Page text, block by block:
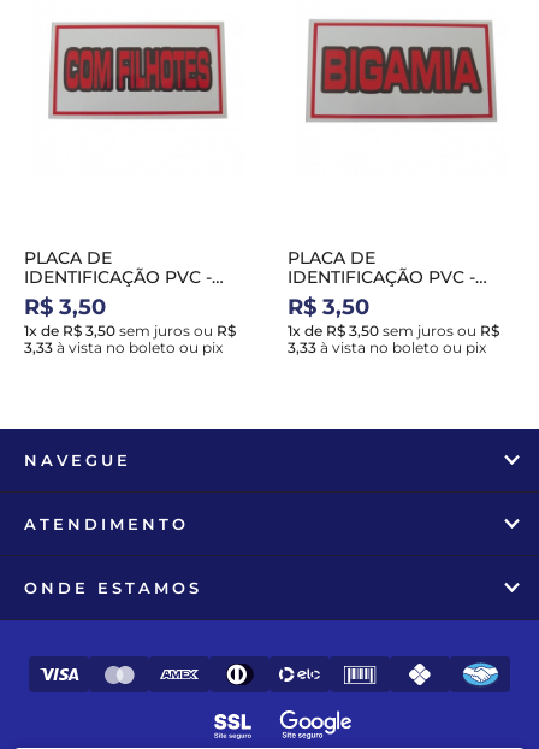
PLACA DE
IDENTIFICAÇÃO PVC -
COM FILHOTES
R$ 3,50
1x de R$ 3,50 sem juros ou R$
3,33 à vista no boleto ou pix
PLACA DE
IDENTIFICAÇÃO PVC -
BIGAMIA
R$ 3,50
1x de R$ 3,50 sem juros ou R$
3,33 à vista no boleto ou pix
NAVEGUE
ATENDIMENTO
ONDE ESTAMOS